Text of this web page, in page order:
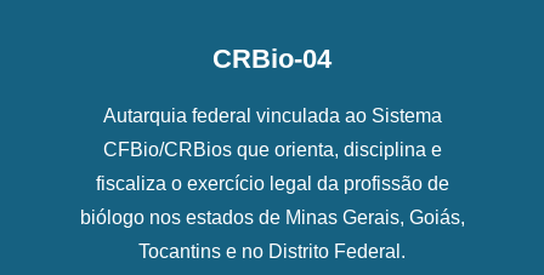
CRBio-04
Autarquia federal vinculada ao Sistema
CFBio/CRBios que orienta, disciplina e
fiscaliza o exercício legal da profissão de
biólogo nos estados de Minas Gerais, Goiás,
Tocantins e no Distrito Federal.